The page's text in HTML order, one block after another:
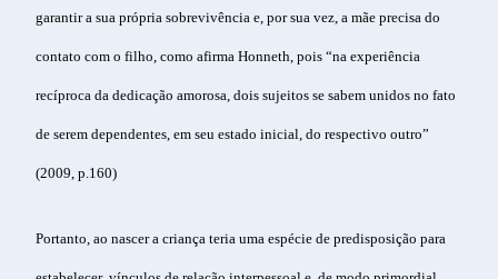
garantir a sua própria sobrevivência e, por sua vez, a mãe precisa do
contato com o filho, como afirma Honneth, pois “na experiência
recíproca da dedicação amorosa, dois sujeitos se sabem unidos no fato
de serem dependentes, em seu estado inicial, do respectivo outro”
(2009, p.160)
Portanto, ao nascer a criança teria uma espécie de predisposição para